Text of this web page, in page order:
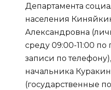
Департамента
населения
Александровна
среду 09:00-11:00
записи по
начальника
(государственные